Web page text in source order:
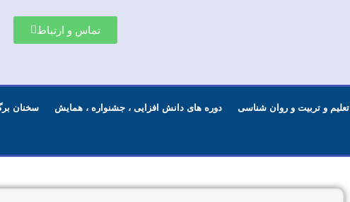
تماس و ارتباط
تعلیم و تربیت و روان شناسی دوره های دانش افزایی ، جشنواره ، همایش سخنان